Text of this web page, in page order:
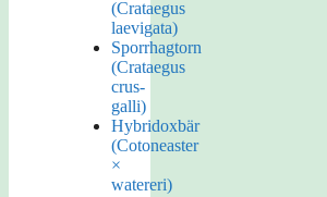
(Crataegus
laevigata)
Sporrhagtorn
(Crataegus
crus-
galli)
Hybridoxbär
(Cotoneaster
×
watereri)